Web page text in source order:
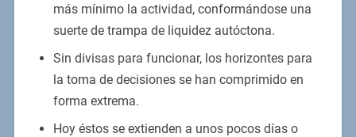
más mínimo la actividad, conformándose una
suerte de trampa de liquidez autóctona.
Sin divisas para funcionar, los horizontes para
la toma de decisiones se han comprimido en
forma extrema.
Hoy éstos se extienden a unos pocos días o